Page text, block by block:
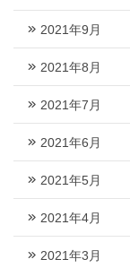
2021年9月
2021年8月
2021年7月
2021年6月
2021年5月
2021年4月
2021年3月